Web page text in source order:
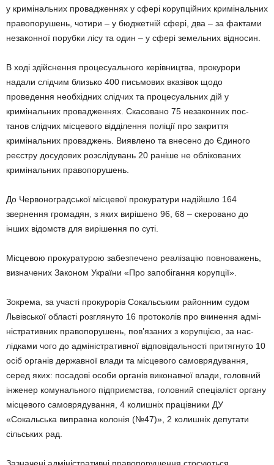
у кримінальних провадженнях у сфері корупційних кримі­нальних
правопо­ру­шень, чотири – у бюд­жетній сфері, два – за фактами
незаконної порубки лісу та один – у сфері земельних відносин.
В ході здійснення процесуального керів­ництва, прокурори
надали слідчим близько 400 письмових вказівок щодо
проведення необхідних слідчих та процесуальних дій у
кримінальних про­вад­женнях. Скасовано 75 незаконних пос­
танов слідчих місцевого від­ділення поліції про зак­риття
кримінальних проваджень. Вияв­­лено та внесено до Єди­ного
реєстру досудових роз­слідувань 20 раніше не облікованих
кримінальних право­порушень.
До Червоноградської місцевої прокура­тури надійшло 164
звернення громадян, з яких вирі­шено 96, 68 – скеровано до
інших відо­мств для вирішення по суті.
Місцевою прокуратурою забезпечено реа­лізацію повноважень,
визначених Законом Украї­ни «Про запобігання корупції».
Зокрема, за участі прокурорів Сокаль­ським районним судом
Львівської області розглянуто 16 протоколів про вчинення адмі­
ністративних правопорушень, пов’язаних з корупцією, за нас­
лідками чого до адміні­стративної відповідальності притягнуто 10
осіб органів державної влади та місцевого самоврядування,
серед яких: посадові особи органів виконавчої влади, головний
інженер комунального підприємства, головний спеціаліст органу
місцевого самоврядуван­ня, 4 колишніх працівники ДУ
«Сокальська виправна колонія (№47)», 2 колишніх депу­та­ти
сільських рад.